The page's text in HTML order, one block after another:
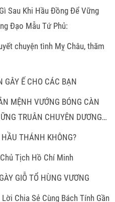
Sau Khi Hầu Đồng Để Vững
Đạo Mẫu Tứ Phủ:
chuyện tình Mỵ Châu, thăm
GÂY Ế CHO CÁC BẠN
MỆNH VƯỚNG BÓNG CÀN
TRUÂN CHUYÊN DƯƠNG
THÁNH KHÔNG?
Tịch Hồ Chí Minh
GIỖ TỔ HÙNG VƯƠNG
Chia Sẻ Cùng Bách Tính Gần